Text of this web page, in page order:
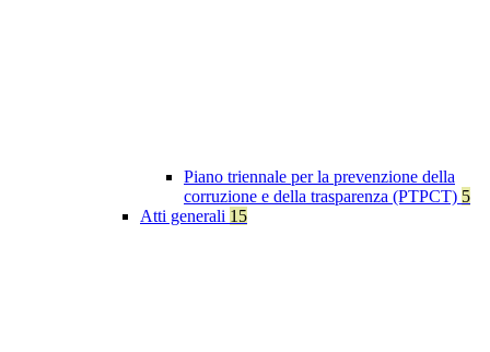
Piano triennale per la prevenzione della
corruzione e della trasparenza (PTPCT) 5
Atti generali 15